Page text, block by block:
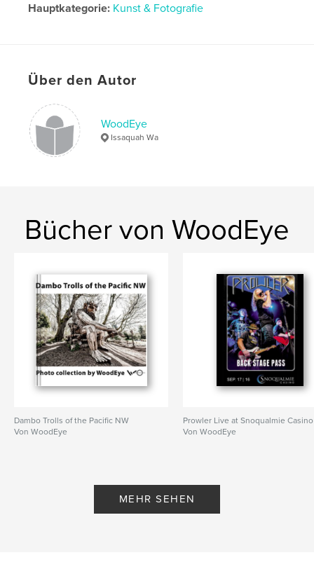
Hauptkategorie: Kunst & Fotografie
Hardcover mit Schutzumschlag: 9781389981593
Veröffentlichungsdatum:
Sprache
English
Über den Autor
WoodEye
Issaquah Wa
Bücher von WoodEye
Dambo Trolls of the Pacific NW
Von WoodEye
Prowler Live at Snoqualmie Casino
Von WoodEye
MEHR SEHEN